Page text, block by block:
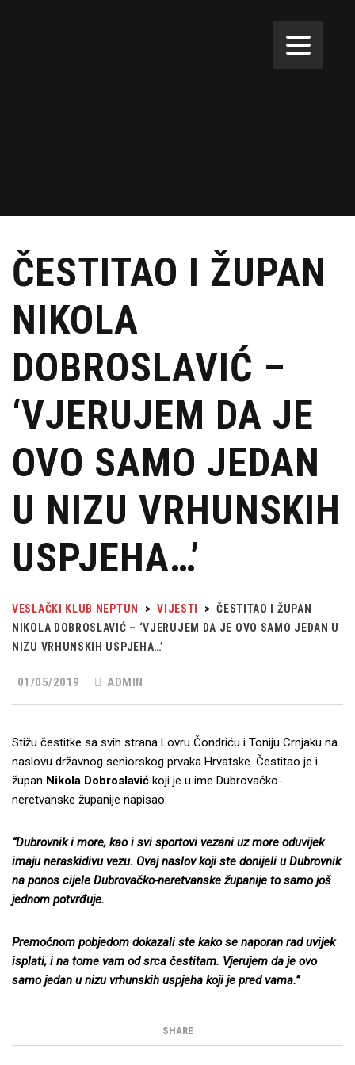
ČESTITAO I ŽUPAN
NIKOLA
DOBROSLAVIĆ –
‘VJERUJEM DA JE
OVO SAMO JEDAN
U NIZU VRHUNSKIH
USPJEHA…’
VESLAČKI KLUB NEPTUN > VIJESTI > ČESTITAO I ŽUPAN
NIKOLA DOBROSLAVIĆ – ‘VJERUJEM DA JE OVO SAMO JEDAN U
NIZU VRHUNSKIH USPJEHA…’
01/05/2019 ADMIN
Stižu čestitke sa svih strana Lovru Čondriću i Toniju Crnjaku na
naslovu državnog seniorskog prvaka Hrvatske. Čestitao je i
župan Nikola Dobroslavić koji je u ime Dubrovačko-
neretvanske županije napisao:
“Dubrovnik i more, kao i svi sportovi vezani uz more oduvijek
imaju neraskidivu vezu. Ovaj naslov koji ste donijeli u Dubrovnik
na ponos cijele Dubrovačko-neretvanske županije to samo još
jednom potvrđuje.
Premoćnom pobjedom dokazali ste kako se naporan rad uvijek
isplati, i na tome vam od srca čestitam. Vjerujem da je ovo
samo jedan u nizu vrhunskih uspjeha koji je pred vama.”
SHARE